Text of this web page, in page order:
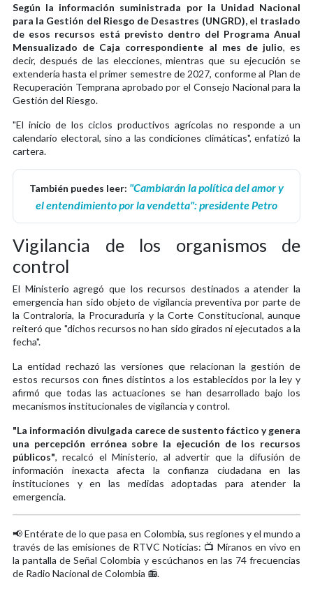
Según la información suministrada por la Unidad Nacional
para la Gestión del Riesgo de Desastres (UNGRD), el traslado
de esos recursos está previsto dentro del Programa Anual
Mensualizado de Caja correspondiente al mes de julio, es
decir, después de las elecciones, mientras que su ejecución se
extendería hasta el primer semestre de 2027, conforme al Plan de
Recuperación Temprana aprobado por el Consejo Nacional para la
Gestión del Riesgo.
"El inicio de los ciclos productivos agrícolas no responde a un
calendario electoral, sino a las condiciones climáticas", enfatizó la
cartera.
También puedes leer: "Cambiarán la política del amor y
el entendimiento por la vendetta": presidente Petro
Vigilancia de los organismos de
control
El Ministerio agregó que los recursos destinados a atender la
emergencia han sido objeto de vigilancia preventiva por parte de
la Contraloría, la Procuraduría y la Corte Constitucional, aunque
reiteró que "dichos recursos no han sido girados ni ejecutados a la
fecha".
La entidad rechazó las versiones que relacionan la gestión de
estos recursos con fines distintos a los establecidos por la ley y
afirmó que todas las actuaciones se han desarrollado bajo los
mecanismos institucionales de vigilancia y control.
"La información divulgada carece de sustento fáctico y genera
una percepción errónea sobre la ejecución de los recursos
públicos", recalcó el Ministerio, al advertir que la difusión de
información inexacta afecta la confianza ciudadana en las
instituciones y en las medidas adoptadas para atender la
emergencia.
📢 Entérate de lo que pasa en Colombia, sus regiones y el mundo a
través de las emisiones de RTVC Noticias: 📺 Míranos en vivo en
la pantalla de Señal Colombia y escúchanos en las 74 frecuencias
de Radio Nacional de Colombia 📻.